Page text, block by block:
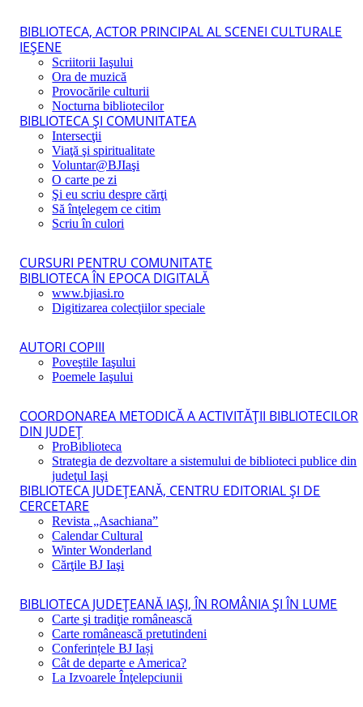
BIBLIOTECA, ACTOR PRINCIPAL AL SCENEI CULTURALE
IEŞENE
Scriitorii Iaşului
Ora de muzică
Provocările culturii
Nocturna bibliotecilor
BIBLIOTECA ŞI COMUNITATEA
Intersecţii
Viaţă şi spiritualitate
Voluntar@BJIaşi
O carte pe zi
Şi eu scriu despre cărţi
Să înţelegem ce citim
Scriu în culori
CURSURI PENTRU COMUNITATE
BIBLIOTECA ÎN EPOCA DIGITALĂ
www.bjiasi.ro
Digitizarea colecţiilor speciale
AUTORI COPIII
Poveştile Iaşului
Poemele Iaşului
COORDONAREA METODICĂ A ACTIVITĂŢII BIBLIOTECILOR
DIN JUDEŢ
ProBiblioteca
Strategia de dezvoltare a sistemului de biblioteci publice din
judeţul Iaşi
BIBLIOTECA JUDEŢEANĂ, CENTRU EDITORIAL ŞI DE
CERCETARE
Revista „Asachiana”
Calendar Cultural
Winter Wonderland
Cărţile BJ Iaşi
BIBLIOTECA JUDEŢEANĂ IAŞI, ÎN ROMÂNIA ŞI ÎN LUME
Carte şi tradiţie românească
Carte românească pretutindeni
Conferințele BJ Iași
Cât de departe e America?
La Izvoarele Înţelepciunii